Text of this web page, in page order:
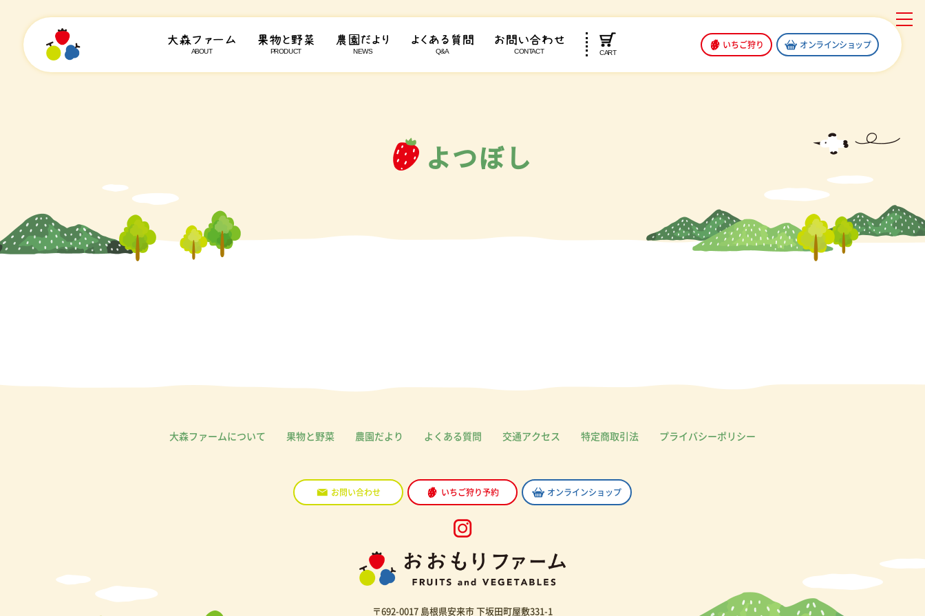
大森ファーム
ABOUT
果物と野菜
PRODUCT
農園だより
NEWS
よくある質問
Q&A
お問い合わせ
CONTACT CART
いちご狩り オンラインショップ
よつぼし
大森ファームについて 果物と野菜 農園だより よくある質問 交通アクセス 特定商取引法 プライバシーポリシー
お問い合わせ いちご狩り予約 オンラインショップ
〒692-0017 島根県安来市 下坂田町屋敷331-1